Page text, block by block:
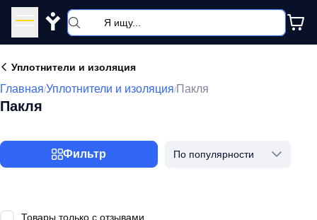
Y
Уплотнители и изоляция
Главная/Уплотнители и изоляция/Пакля
Пакля
Фильтр По популярности
Товары только с отзывами